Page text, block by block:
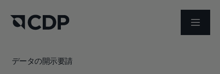
メニュ
データの開示要請